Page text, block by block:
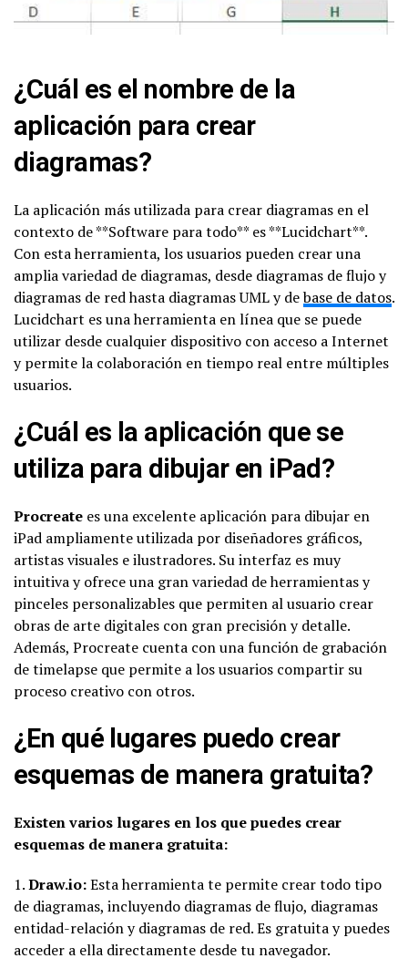
¿Cuál es el nombre de la
aplicación para crear
diagramas?
La aplicación más utilizada para crear diagramas en el
contexto de **Software para todo** es **Lucidchart**.
Con esta herramienta, los usuarios pueden crear una
amplia variedad de diagramas, desde diagramas de flujo y
diagramas de red hasta diagramas UML y debase de datos.
Lucidchart es una herramienta en línea que se puede
utilizar desde cualquier dispositivo con acceso a Internet
y permite la colaboración en tiempo real entre múltiples
usuarios.
¿Cuál es la aplicación que se
utiliza para dibujar en iPad?
Procreate es una excelente aplicación para dibujar en
iPad ampliamente utilizada por diseñadores gráficos,
artistas visuales e ilustradores. Su interfaz es muy
intuitiva y ofrece una gran variedad de herramientas y
pinceles personalizables que permiten al usuario crear
obras de arte digitales con gran precisión y detalle.
Además, Procreate cuenta con una función de grabación
de timelapse que permite a los usuarios compartir su
proceso creativo con otros.
¿En qué lugares puedo crear
esquemas de manera gratuita?
Existen varios lugares en los que puedes crear
esquemas de manera gratuita:
1.Draw.io:Esta herramienta te permite crear todo tipo
de diagramas, incluyendo diagramas de flujo, diagramas
entidad-relación y diagramas de red. Es gratuita y puedes
acceder a ella directamente desde tu navegador.